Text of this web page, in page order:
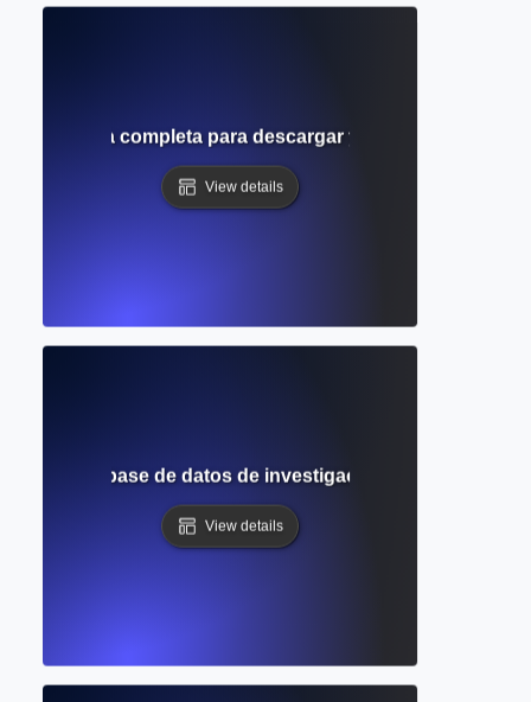
Guía completa para descargar y leer artículos
View details
de la base de datos de investigación en ciencias
View details